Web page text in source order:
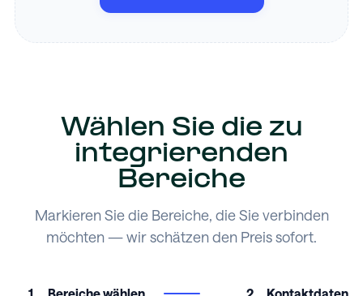
Wählen Sie die zu
integrierenden
Bereiche
Markieren Sie die Bereiche, die Sie verbinden
möchten — wir schätzen den Preis sofort.